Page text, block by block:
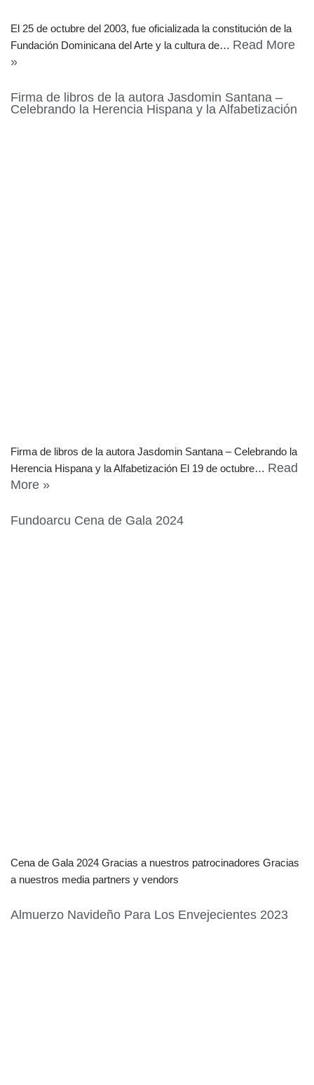
El 25 de octubre del 2003, fue oficializada la constitución de la
Fundación Dominicana del Arte y la cultura de… Read More
»
Firma de libros de la autora Jasdomin Santana –
Celebrando la Herencia Hispana y la Alfabetización
Firma de libros de la autora Jasdomin Santana – Celebrando la
Herencia Hispana y la Alfabetización El 19 de octubre… Read
More »
Fundoarcu Cena de Gala 2024
Cena de Gala 2024 Gracias a nuestros patrocinadores Gracias
a nuestros media partners y vendors
Almuerzo Navideño Para Los Envejecientes 2023